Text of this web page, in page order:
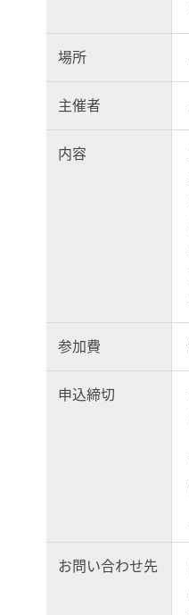
場所
主催者
内容
参加費
申込締切
お問い合わせ先